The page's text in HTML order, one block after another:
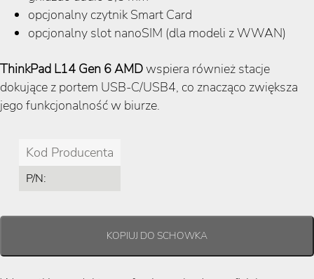
opcjonalny czytnik Smart Card
opcjonalny slot nanoSIM (dla modeli z WWAN)
ThinkPad L14 Gen 6 AMDwspiera również stacje
dokujące z portem USB-C/USB4, co znacząco zwiększa
jego funkcjonalność w biurze.
Kod Producenta
P/N: